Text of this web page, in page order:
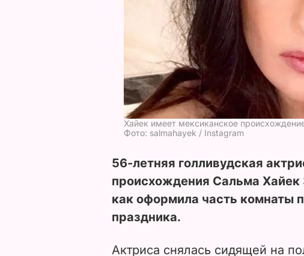
Хайек имеет мексиканское
Фото: salmahayek / Instagram
56-летняя голливудская
происхождения Сальма Хайек
как оформила часть комнаты
праздника.
Актриса снялась сидящей на